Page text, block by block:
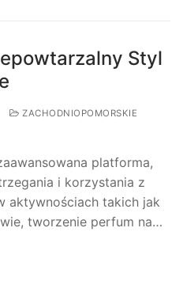
Styl
ZACHODNIOPOMORSKIE
platforma,
i korzystania z
aktywnościach takich jak
tworzenie perfum na…